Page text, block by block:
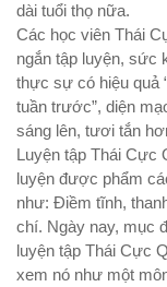
dài tuổi thọ nữa.
Các học viên Thái
ngắn tập luyện, sức
thực sự có hiệu quả
tuần trước”, diện
sáng lên, tươi tắn
Luyện tập Thái Cực
luyện được phẩm
như: Điềm tĩnh,
chí. Ngày nay, mục
luyện tập Thái Cực
xem nó như một